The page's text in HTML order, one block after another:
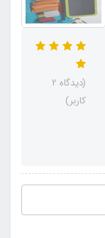
(دیدگاه 2
کاربر)